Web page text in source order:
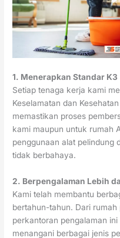
1. Menerapkan Standar K3
Setiap tenaga kerja kami
Keselamatan dan
memastikan proses
kami maupun untuk rumah
penggunaan alat pelindung
tidak berbahaya.
2. Berpengalaman Lebih
Kami telah membantu
bertahun-tahun. Dari
perkantoran pengalaman
menangani berbagai jenis